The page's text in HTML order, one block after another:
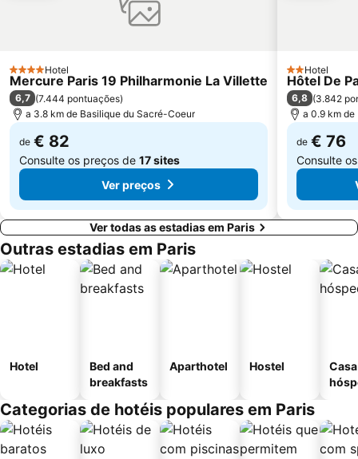
St-Germain-des-Prés
12th district Reuilly
Parc des Princes
Moulin Rouge
Gare de Neuilly - Porte Maillot Metro Station
4 Estrelas
Hotel
Mercure Paris 19 Philharmonie La Villette
6,7 (7.444 pontuações)
a 3.8 km de Basilique du Sacré-Coeur
de € 82
Consulte os preços de 17 sites
Ver preços
2 Estrelas
Hotel
Hôtel De
6,8 (3.842
a 0.9 km
de € 76
Consulte
Ver todas as estadias em Paris
Outras estadias em Paris
Hotel
Bed and
breakfasts
Aparthotel Hostel
Categorias de hotéis populares em Paris